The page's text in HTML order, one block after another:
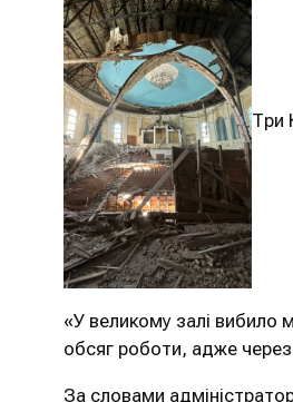
Три
«У великому залі вибило
обсяг роботи, адже
За словами